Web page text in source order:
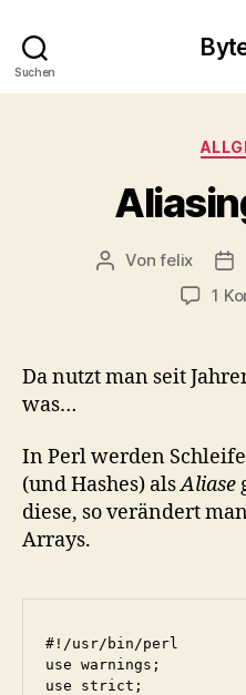
Suchen
Beitragsautor
Vonfelix
1
Da nutzt man seit
was…
In Perl werden
(und Hashes) alsAliase
diese, so verändert
Arrays.
#!/usr/bin/perl
use warnings;
use strict;